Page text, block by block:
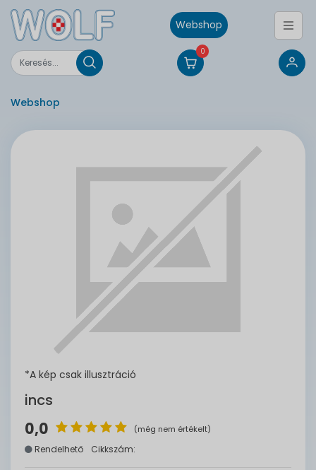
Webshop
0
Webshop
*A kép csak illusztráció
incs
0,0 (még nem értékelt)
Rendelhető Cikkszám: